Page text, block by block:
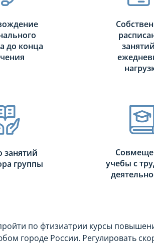
до конца
занятий
группы
учебы с
по фтизиатрии курсы
городе России. Регулировать